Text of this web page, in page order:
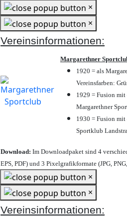
×
×
Vereinsinformationen:
Margarethner
1920 = als
Vereinsfarben:
1929 = Fusion
Margarethner
1930 = Fusion
Sportklub
Download: Im Downloadpaket sind 4
EPS, PDF) und 3 Pixelgrafikformate (JPG,
×
×
Vereinsinformationen: